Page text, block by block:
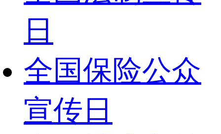
日
全国保险公众
宣传日